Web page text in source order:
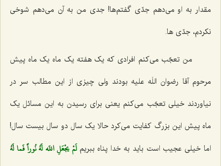
مقدار به او می‌دهم جدّی گفتم‌ها! جدی من به آن می‌دهم شوخی
نکردم، جدّی ها.
من تعجّب می‌کنم افرادی که یک هفته یک ماه یک ماه پیش
مرحوم آقا رضوان اللَه علیه بودند ولی چیزی از این مطالب سر در
نیاوردند خیلی تعجّب می‌کنم یعنی برای رسیدن به این مسائل یک
ماه پیش این بزرگ کفایت می‌کرد حالا یک سال دو سال بیست سال!
اما خیلی عجیب است باید به خدا پناه ببریم‌ لَمْ يجْعَلِ اللَه لَهُ نُوراً فَما لَهُ